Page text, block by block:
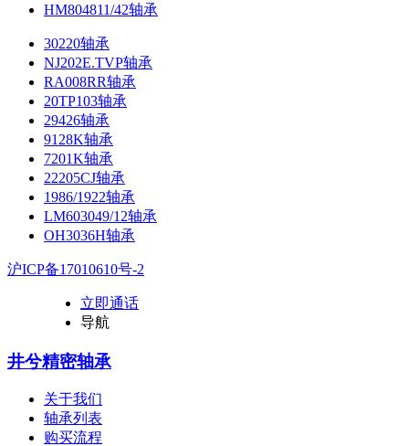
HM804811/42轴承
30220轴承
NJ202E.TVP轴承
RA008RR轴承
20TP103轴承
29426轴承
9128K轴承
7201K轴承
22205CJ轴承
1986/1922轴承
LM603049/12轴承
OH3036H轴承
沪ICP备17010610号-2
立即通话
导航
井兮精密轴承
关于我们
轴承列表
购买流程